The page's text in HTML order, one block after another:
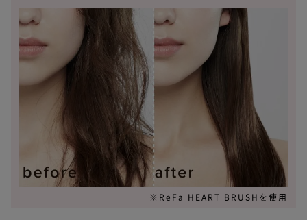
※ReFa HEART BRUSHを使用